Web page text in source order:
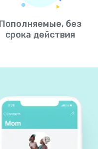
Пополняемые, без
срока действия